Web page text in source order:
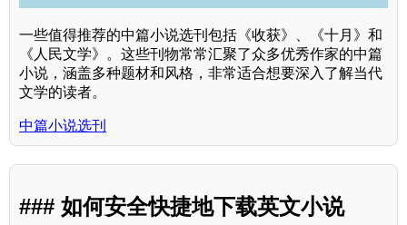
一些值得推荐的中篇小说选刊包括《收获》、《十月》和
《人民文学》。这些刊物常常汇聚了众多优秀作家的中篇
小说，涵盖多种题材和风格，非常适合想要深入了解当代
文学的读者。
中篇小说选刊
### 如何安全快捷地下载英文小说